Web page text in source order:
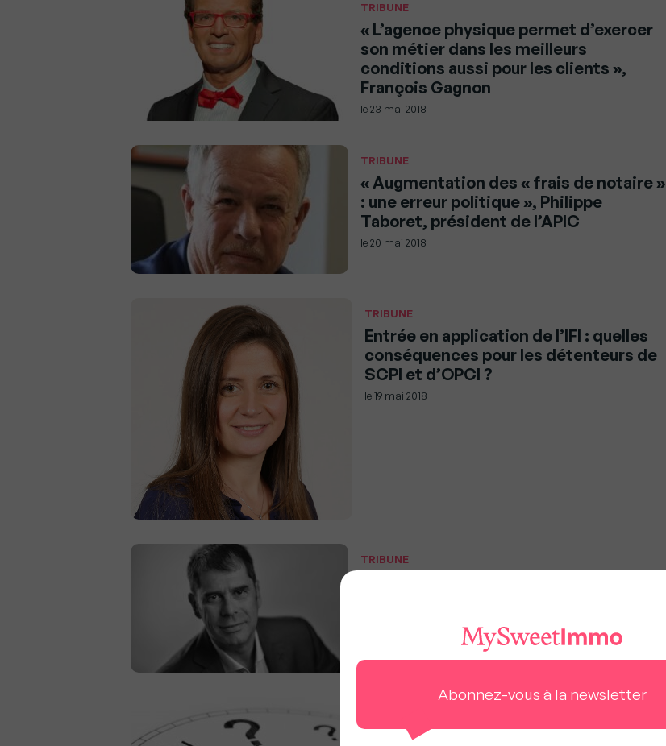
TRIBUNE
« L’agence physique permet d’exercer
son métier dans les meilleurs
conditions aussi pour les clients »,
François Gagnon
le23 mai 2018
TRIBUNE
« Augmentation des « frais de notaire »
: une erreur politique », Philippe
Taboret, président de l’APIC
le20 mai 2018
TRIBUNE
Entrée en application de l’IFI : quelles
conséquences pour les détenteurs de
SCPI et d’OPCI ?
le19 mai 2018
TRIBUNE
Pourquoi investir dans les SCPI en 2018
Abonnez-vous à la newsletter